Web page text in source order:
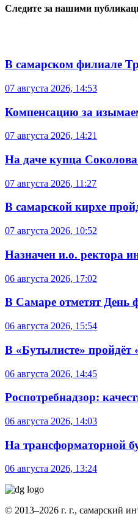
Следите за нашими
В самарском филиале
07 августа 2026, 14:53
Компенсацию за
07 августа 2026, 14:21
На даче купца
07 августа 2026, 11:27
В самарской кирхе
07 августа 2026, 10:52
Назначен и.о. ректора
06 августа 2026, 17:02
В Самаре отметят День
06 августа 2026, 15:54
В «Бутылисте» пройдёт
06 августа 2026, 14:45
Роспотребнадзор:
06 августа 2026, 14:03
На трансформаторной
06 августа 2026, 13:24
© 2013–2026 г. г., самарский